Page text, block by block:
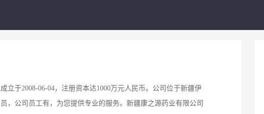
于2008-06-04，注册资本达1000万元人民币。公司位于新疆伊
，公司员工有，为您提供专业的服务。新疆康之源药业有限公司